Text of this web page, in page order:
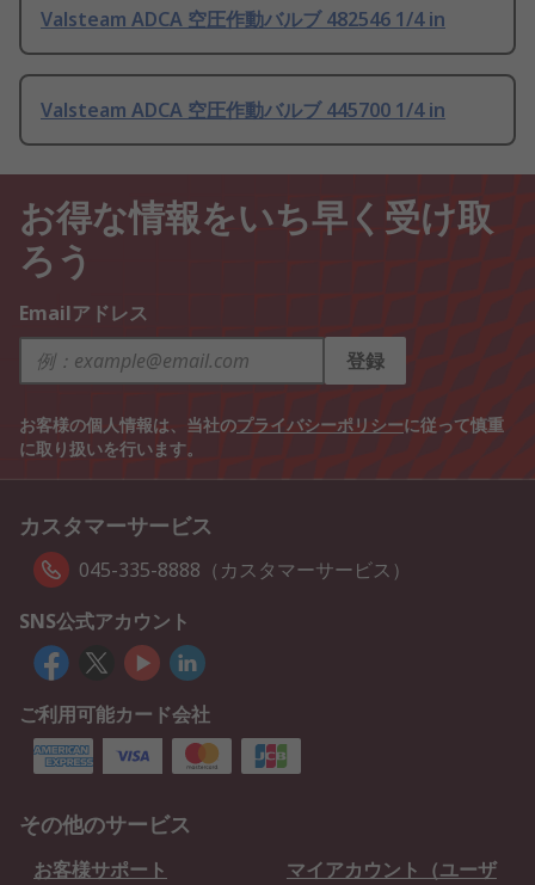
Valsteam ADCA 空圧作動バルブ 482546 1/4 in
Valsteam ADCA 空圧作動バルブ 445700 1/4 in
お得な情報をいち早く受け取
ろう
Emailアドレス
登録
お客様の個人情報は、当社のプライバシーポリシーに従って慎重
に取り扱いを行います。
カスタマーサービス
045-335-8888（カスタマーサービス）
SNS公式アカウント
ご利用可能カード会社
その他のサービス
お客様サポート
マイアカウント（ユーザ